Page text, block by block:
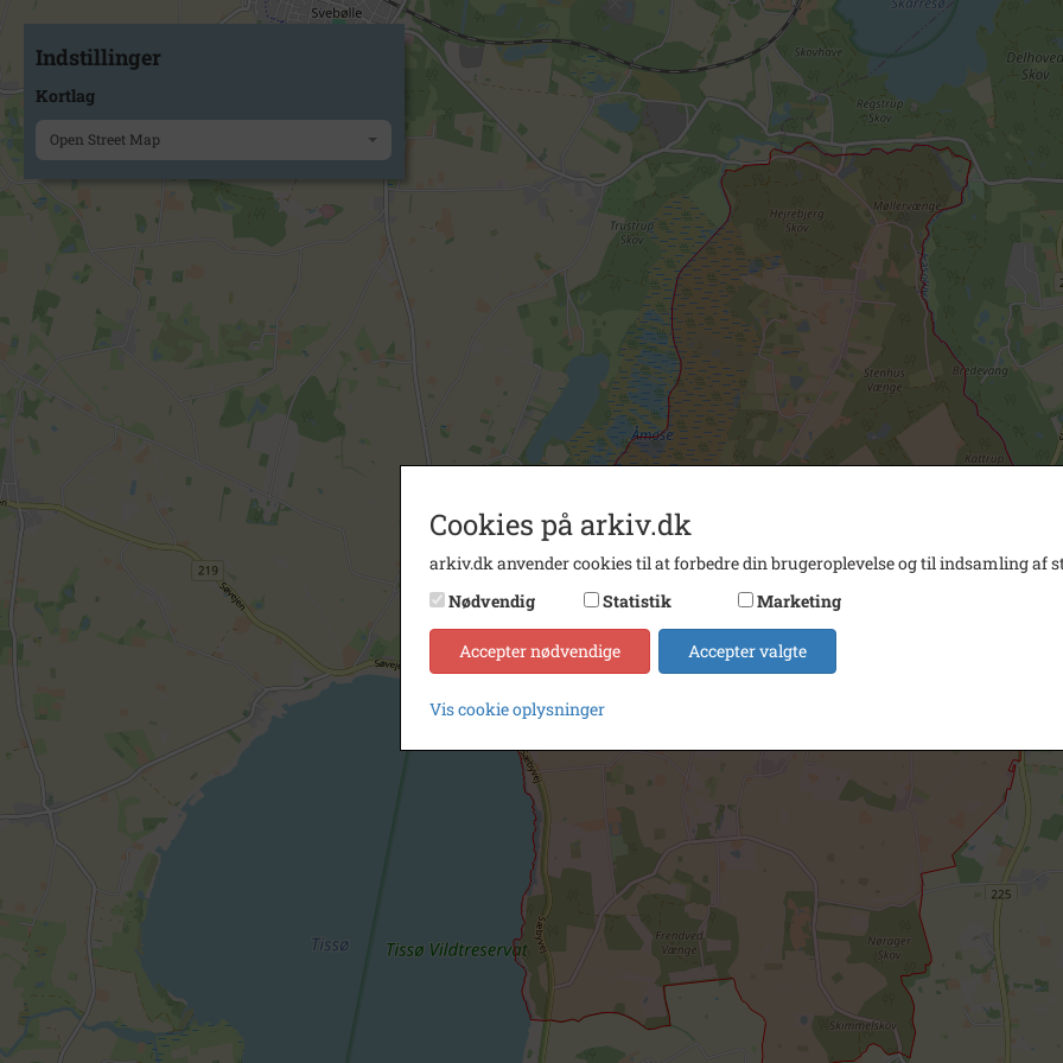
Indstillinger
Kortlag
Open Street Map
Cookies på arkiv.dk
arkiv.dk anvender cookies til at forbedre din brugeroplevelse og til indsamling af
Nødvendig
Statistik Marketing
Accepter nødvendige Accepter valgte
Vis cookie oplysninger